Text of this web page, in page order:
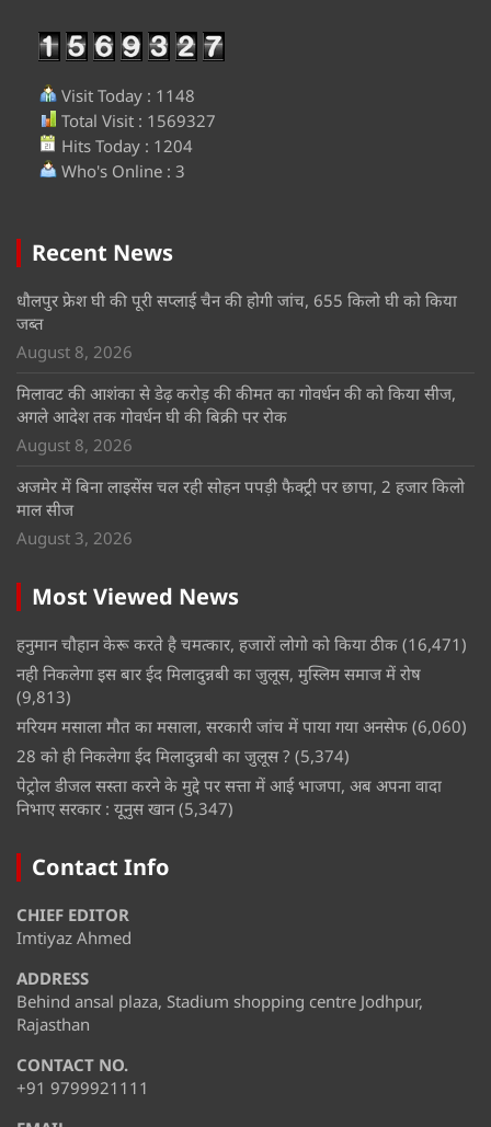
Visit Today : 1148
Total Visit : 1569327
Hits Today : 1204
Who's Online : 3
Recent News
धौलपुर फ्रेश घी की पूरी सप्लाई चैन की होगी जांच, 655 किलो घी को किया
जब्त
August 8, 2026
मिलावट की आशंका से डेढ़ करोड़ की कीमत का गोवर्धन की को किया सीज,
अगले आदेश तक गोवर्धन घी की बिक्री पर रोक
August 8, 2026
अजमेर में बिना लाइसेंस चल रही सोहन पपड़ी फैक्ट्री पर छापा, 2 हजार किलो
माल सीज
August 3, 2026
Most Viewed News
हनुमान चौहान केरू करते है चमत्कार, हजारों लोगो को किया ठीक (16,471)
नही निकलेगा इस बार ईद मिलादुन्नबी का जुलूस, मुस्लिम समाज में रोष
(9,813)
मरियम मसाला मौत का मसाला, सरकारी जांच में पाया गया अनसेफ (6,060)
28 को ही निकलेगा ईद मिलादुन्नबी का जुलूस ? (5,374)
पेट्रोल डीजल सस्ता करने के मुद्दे पर सत्ता में आई भाजपा, अब अपना वादा
निभाए सरकार : यूनुस खान (5,347)
Contact Info
CHIEF EDITOR
Imtiyaz Ahmed
ADDRESS
Behind ansal plaza, Stadium shopping centre Jodhpur,
Rajasthan
CONTACT NO.
+91 9799921111